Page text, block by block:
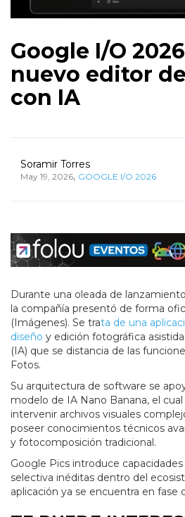
Google I/O
nuevo editor
con IA
Soramir Torres
May 19, 2026, GOOGLE I/O 2026
Durante una oleada de
la compañía presentó de forma
(Imágenes). Se trata de una
diseño y edición fotográfica
(IA) que se distancia de las
Fotos.
Su arquitectura de software se
modelo de IA Nano Banana, el
intervenir archivos visuales
poseer conocimientos técnicos
y fotocomposición tradicional.
Google Pics introduce
selectiva inéditas dentro del
aplicación ya se encuentra en fase